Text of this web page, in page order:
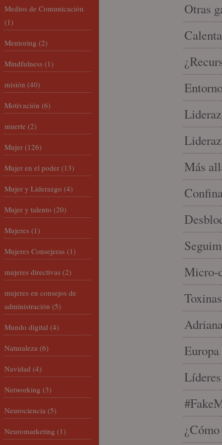
Otras
Más
Micro-
Medios de Comunicación
(1)
Mentoring (2)
Mindfulness (1)
misión (40)
Motivación (6)
muerte (2)
Mujer (126)
Mujer en el poder (13)
Mujer y Liderazgo (4)
Mujer y talento (20)
Mujeres (1)
Mujeres Consejeras (1)
mujeres directivas (2)
mujeres en consejos de
administración (5)
Mundo digital (4)
Naturaleza (6)
Navidad (4)
Networking (3)
Neurociencia (5)
Neuromarketing (1)